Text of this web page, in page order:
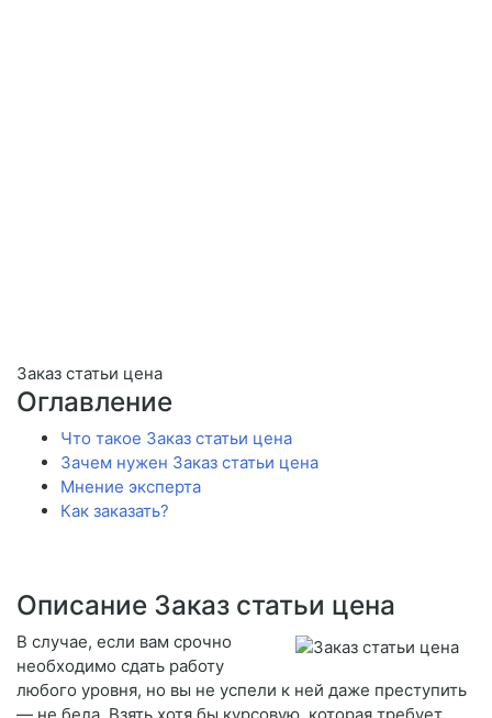
Заказ статьи цена
Оглавление
Что такое Заказ статьи цена
Зачем нужен Заказ статьи цена
Мнение эксперта
Как заказать?
Описание Заказ статьи цена
В случае, если вам срочно
необходимо сдать работу
любого уровня, но вы не успели к ней даже преступить